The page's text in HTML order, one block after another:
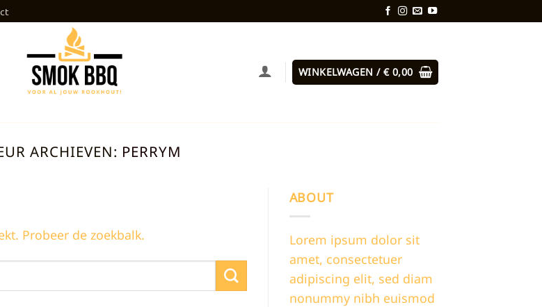
WINKELWAGEN / €0,00
ARCHIEVEN: PERRYM
Probeer de zoekbalk.
ABOUT
Lorem ipsum dolor sit
amet, consectetuer
adipiscing elit, sed diam
nonummy nibh euismod